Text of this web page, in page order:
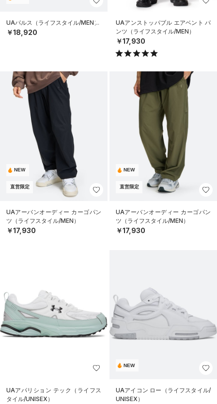
UAパルス（ライフスタイル/MEN）
￥18,920
UAアンストッパブル エアベント パ
ンツ（ライフスタイル/MEN）
￥17,930
NEW
直営限定
UAアーバンオーディー カーゴパン
ツ（ライフスタイル/MEN）
￥17,930
NEW
直営限定
UAアーバンオーディー カーゴパン
ツ（ライフスタイル/MEN）
￥17,930
UAアパリション テック（ライフス
タイル/UNISEX）
NEW
UAアイコン ロー（ライフスタイル/
UNISEX）